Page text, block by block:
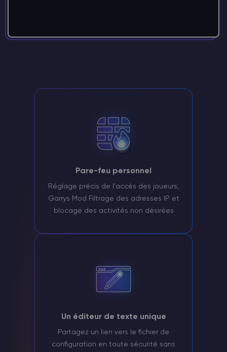
Pare-feu personnel
Réglage précis de l'accès des joueurs,
Garrys Mod Filtrage des adresses IP et
blocage des activités non désirées
Un éditeur de texte unique
Partagez un lien vers le fichier de
configuration en toute sécurité sans